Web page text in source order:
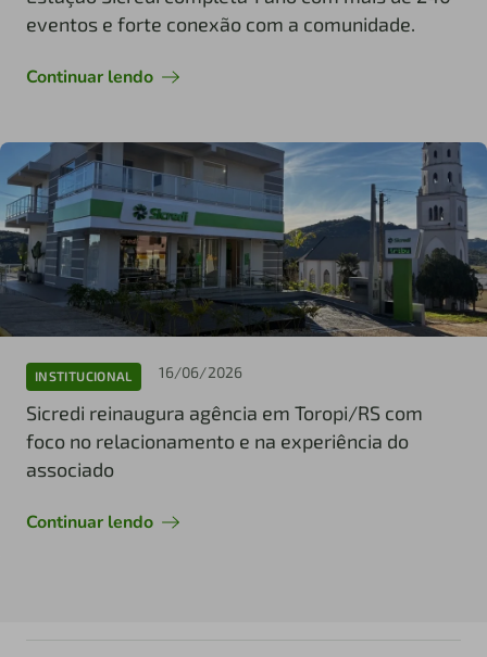
eventos e forte conexão com a comunidade.
Continuar lendo
INSTITUCIONAL 16/06/2026
Sicredi reinaugura agência em Toropi/RS com
foco no relacionamento e na experiência do
associado
Continuar lendo